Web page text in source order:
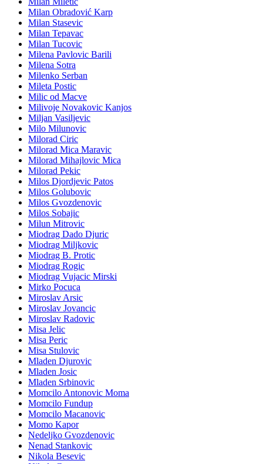
Milan Obradović Karp
Milan Stasevic
Milan Tepavac
Milan Tucovic
Milena Pavlovic Barili
Milena Sotra
Milenko Serban
Mileta Postic
Milic od Macve
Milivoje Novakovic Kanjos
Miljan Vasiljevic
Milo Milunovic
Milorad Ciric
Milorad Mica Maravic
Milorad Mihajlovic Mica
Milorad Pekic
Milos Djordjevic Patos
Milos Golubovic
Milos Gvozdenovic
Milos Sobajic
Milun Mitrovic
Miodrag Dado Djuric
Miodrag Miljkovic
Miodrag B. Protic
Miodrag Rogic
Miodrag Vujacic Mirski
Mirko Pocuca
Miroslav Arsic
Miroslav Jovancic
Miroslav Radovic
Misa Jelic
Misa Peric
Misa Stulovic
Mladen Djurovic
Mladen Josic
Mladen Srbinovic
Momcilo Antonovic Moma
Momcilo Fundup
Momcilo Macanovic
Momo Kapor
Nedeljko Gvozdenovic
Nenad Stankovic
Nikola Besevic